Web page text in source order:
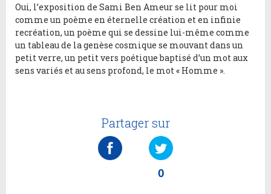
Oui, l’exposition de Sami Ben Ameur se lit pour moi
comme un poème en éternelle création et en infinie
recréation, un poème qui se dessine lui-même comme
un tableau de la genèse cosmique se mouvant dans un
petit verre, un petit vers poétique baptisé d’un mot aux
sens variés et au sens profond, le mot « Homme ».
Partager sur
0